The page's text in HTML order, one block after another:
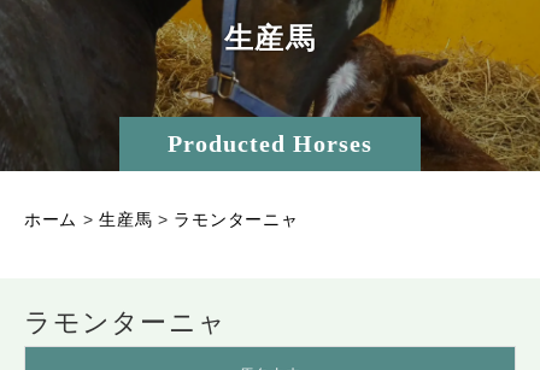
Producted Horses
生産馬
ホーム >生産馬 > ラモンターニャ
ラモンターニャ